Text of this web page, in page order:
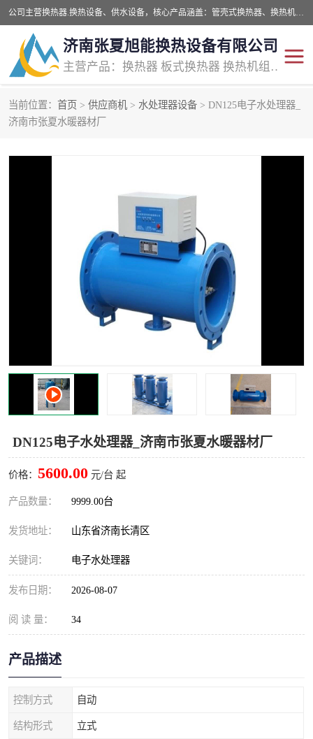
公司主营换热器.换热设备、供水设备，核心产品涵盖：管壳式换热器、换热机组、不锈钢组合式水箱、水处理设备等，提供非标设备集生产、销售、安装一体化服务，可满足全国酒店、学校、医院、商业综合体、工业项目等多场景换热与供水需求。
济南张夏旭能换热设备有限公司
主营产品：换热器 板式换热器 换热机组 供水设备 水处理设备
当前位置： 首页 > 供应商机 > 水处理器设备 > DN125电子水处理器_
济南市张夏水暖器材厂
DN125电子水处理器_济南市张夏水暖器材厂
价格： 5600.00 元/台 起
产品数量： 9999.00台
发货地址： 山东省济南长清区
关键词： 电子水处理器
发布日期： 2026-08-07
阅 读 量： 34
产品描述
控制方式 自动
结构形式 立式
管壳式换热器
汽水换热机组
水处理器设备
智能供水设备 锅炉辅机设备
非标加工设备